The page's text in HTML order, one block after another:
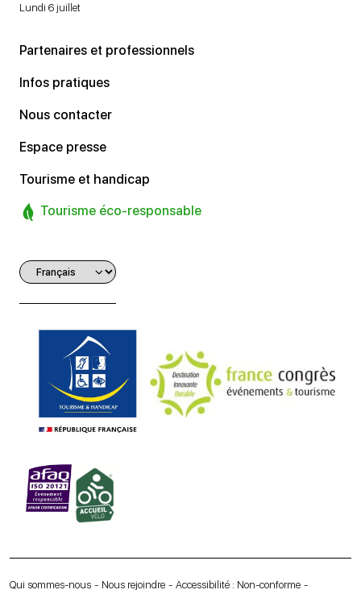
Lundi 6 juillet
Partenaires et professionnels
Infos pratiques
Nous contacter
Espace presse
Tourisme et handicap
Tourisme éco-responsable
Qui sommes-nous Nous rejoindre Accessibilité : Non-conforme